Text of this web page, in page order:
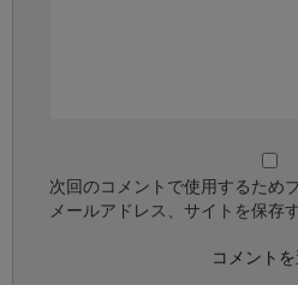
次回のコメントで使用するため
メールアドレス、サイトを保存す